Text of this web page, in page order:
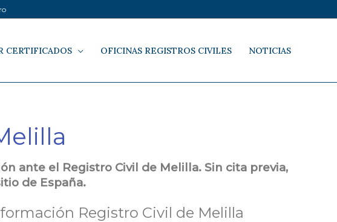
CERTIFICADOS OFICINAS REGISTROS CIVILES NOTICIAS
ante el Registro Civil de Melilla. Sin cita previa,
de España.
Registro Civil de Melilla